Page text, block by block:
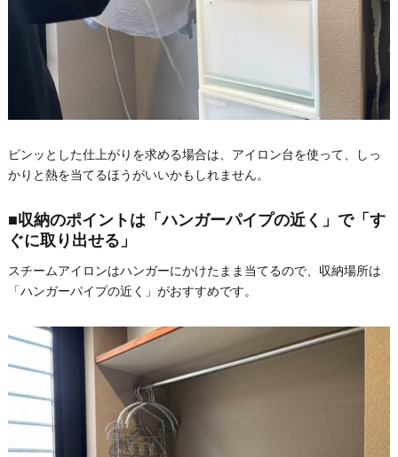
ピンッとした仕上がりを求める場合は、アイロン台を使って、しっ
かりと熱を当てるほうがいいかもしれません。
■収納のポイントは「ハンガーパイプの近く」で「す
ぐに取り出せる」
スチームアイロンはハンガーにかけたまま当てるので、収納場所は
「ハンガーパイプの近く」がおすすめです。